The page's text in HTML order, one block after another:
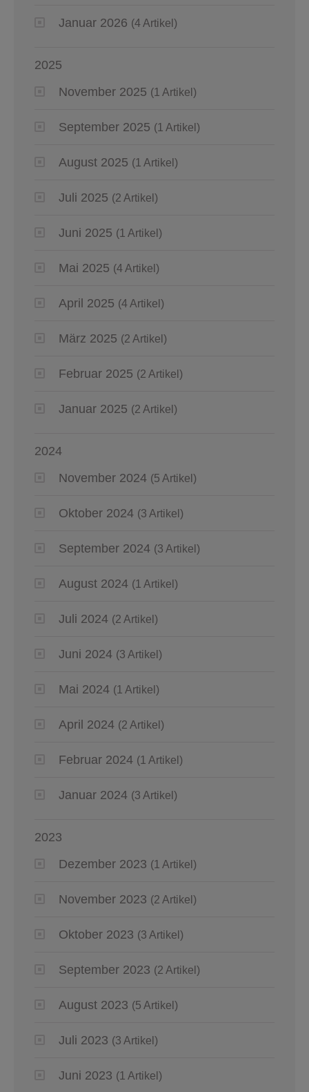
Januar 2026 (4 Artikel)
2025
November 2025 (1 Artikel)
September 2025 (1 Artikel)
August 2025 (1 Artikel)
Juli 2025 (2 Artikel)
Juni 2025 (1 Artikel)
Mai 2025 (4 Artikel)
April 2025 (4 Artikel)
März 2025 (2 Artikel)
Februar 2025 (2 Artikel)
Januar 2025 (2 Artikel)
2024
November 2024 (5 Artikel)
Oktober 2024 (3 Artikel)
September 2024 (3 Artikel)
August 2024 (1 Artikel)
Juli 2024 (2 Artikel)
Juni 2024 (3 Artikel)
Mai 2024 (1 Artikel)
April 2024 (2 Artikel)
Februar 2024 (1 Artikel)
Januar 2024 (3 Artikel)
2023
Dezember 2023 (1 Artikel)
November 2023 (2 Artikel)
Oktober 2023 (3 Artikel)
September 2023 (2 Artikel)
August 2023 (5 Artikel)
Juli 2023 (3 Artikel)
Juni 2023 (1 Artikel)